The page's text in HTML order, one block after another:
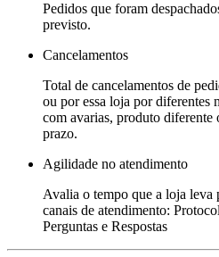
Pedidos que foram
previsto.
Cancelamentos
Total de cancelamentos de
ou por essa loja por diferentes
com avarias, produto
prazo.
Agilidade no atendimento
Avalia o tempo que a loja leva
canais de atendimento:
Perguntas e Respostas